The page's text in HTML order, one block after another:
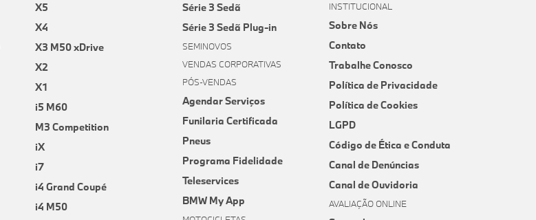
X5
X4
X3 M50 xDrive
X2
X1
i5 M60
M3 Competition
iX
i7
i4 Grand Coupé
i4 M50
Série 3 Sedã
Série 3 Sedã Plug-in
SEMINOVOS
VENDAS CORPORATIVAS
PÓS-VENDAS
Agendar Serviços
Funilaria Certificada
Pneus
Programa Fidelidade
Teleservices
BMW My App
INSTITUCIONAL
Sobre Nós
Contato
Trabalhe Conosco
Política de Privacidade
Política de Cookies
LGPD
Código de Ética e Conduta
Canal de Denúncias
Canal de Ouvidoria
AVALIAÇÃO ONLINE